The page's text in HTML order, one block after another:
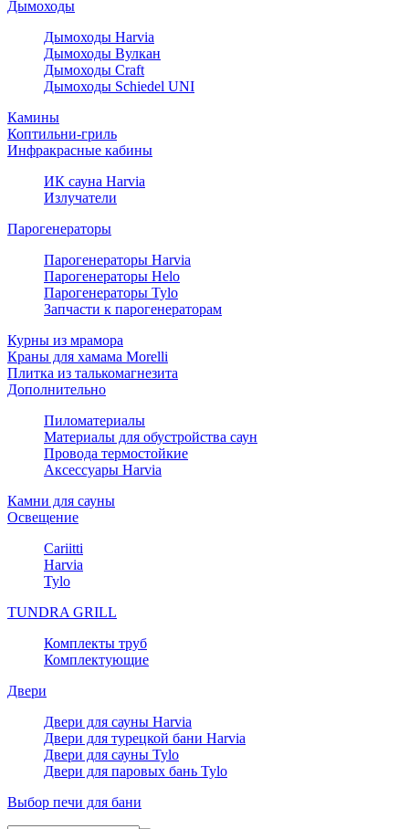
Дымоходы
Дымоходы Harvia
Дымоходы Вулкан
Дымоходы Craft
Дымоходы Schiedel UNI
Камины
Коптильни-гриль
Инфракрасные кабины
ИК сауна Harvia
Излучатели
Парогенераторы
Парогенераторы Harvia
Парогенераторы Helo
Парогенераторы Tylo
Запчасти к парогенераторам
Курны из мрамора
Краны для хамама Morelli
Плитка из талькомагнезита
Дополнительно
Пиломатериалы
Материалы для обустройства саун
Провода термостойкие
Аксессуары Harvia
Камни для сауны
Освещение
Cariitti
Harvia
Tylo
TUNDRA GRILL
Комплекты труб
Комплектующие
Двери
Двери для сауны Harvia
Двери для турецкой бани Harvia
Двери для сауны Tylo
Двери для паровых бань Tylo
Выбор печи для бани